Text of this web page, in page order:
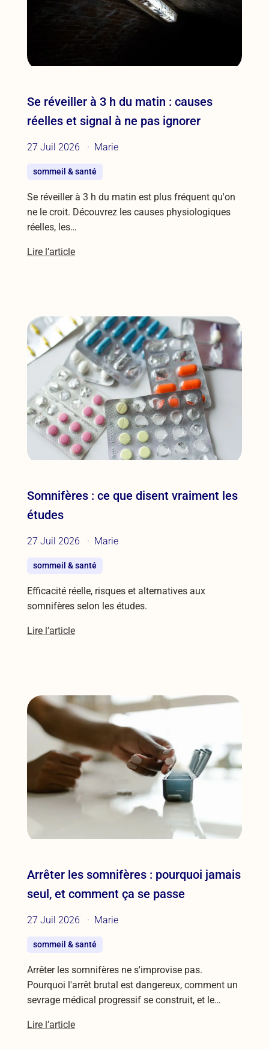
Se réveiller à 3 h du matin : causes
réelles et signal à ne pas ignorer
27 Juil 2026 Marie
sommeil & santé
Se réveiller à 3 h du matin est plus fréquent qu'on
ne le croit. Découvrez les causes physiologiques
réelles, les…
Lire l’article
Somnifères : ce que disent vraiment les
études
27 Juil 2026 Marie
sommeil & santé
Efficacité réelle, risques et alternatives aux
somnifères selon les études.
Lire l’article
Arrêter les somnifères : pourquoi jamais
seul, et comment ça se passe
27 Juil 2026 Marie
sommeil & santé
Arrêter les somnifères ne s'improvise pas.
Pourquoi l'arrêt brutal est dangereux, comment un
sevrage médical progressif se construit, et le…
Lire l’article